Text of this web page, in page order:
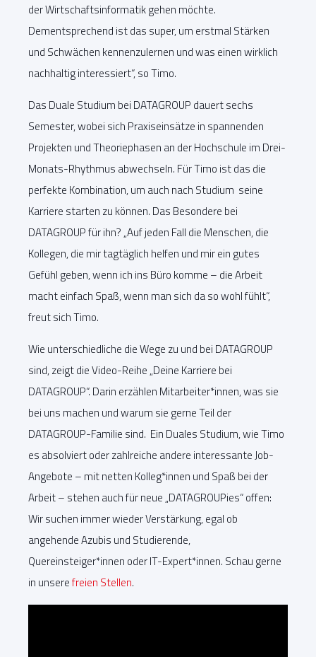
der Wirtschaftsinformatik gehen möchte.
Dementsprechend ist das super, um erstmal Stärken
und Schwächen kennenzulernen und was einen wirklich
nachhaltig interessiert“, so Timo.
Das Duale Studium bei DATAGROUP dauert sechs
Semester, wobei sich Praxiseinsätze in spannenden
Projekten und Theoriephasen an der Hochschule im Drei-
Monats-Rhythmus abwechseln. Für Timo ist das die
perfekte Kombination, um auch nach Studium seine
Karriere starten zu können. Das Besondere bei
DATAGROUP für ihn? „Auf jeden Fall die Menschen, die
Kollegen, die mir tagtäglich helfen und mir ein gutes
Gefühl geben, wenn ich ins Büro komme – die Arbeit
macht einfach Spaß, wenn man sich da so wohl fühlt“,
freut sich Timo.
Wie unterschiedliche die Wege zu und bei DATAGROUP
sind, zeigt die Video-Reihe „Deine Karriere bei
DATAGROUP“. Darin erzählen Mitarbeiter*innen, was sie
bei uns machen und warum sie gerne Teil der
DATAGROUP-Familie sind. Ein Duales Studium, wie Timo
es absolviert oder zahlreiche andere interessante Job-
Angebote – mit netten Kolleg*innen und Spaß bei der
Arbeit – stehen auch für neue „DATAGROUPies“ offen:
Wir suchen immer wieder Verstärkung, egal ob
angehende Azubis und Studierende,
Quereinsteiger*innen oder IT-Expert*innen. Schau gerne
in unserefreien Stellen.